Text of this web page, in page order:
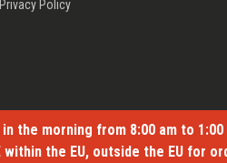
the morning from 8:00 am to
the EU, outside the EU for
Privacy Policy